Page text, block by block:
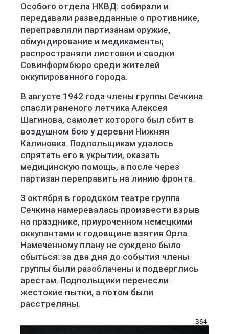
Особого отдела НКВД: собирали и
передавали разведданные о противнике,
переправляли партизанам оружие,
обмундирование и медикаменты;
распространяли листовки и сводки
Совинформбюро среди жителей
оккупированного города.
В августе 1942 года члены группы Сечкина
спасли раненого летчика Алексея
Шагинова, самолет которого был сбит в
воздушном бою у деревни Нижняя
Калиновка. Подпольщикам удалось
спрятать его в укрытии, оказать
медицинскую помощь, а после через
партизан переправить на линию фронта.
3 октября в городском театре группа
Сечкина намеревалась произвести взрыв
на празднике, приуроченном немецкими
оккупантами к годовщине взятия Орла.
Намеченному плану не суждено было
сбыться: за два дня до события члены
группы были разоблачены и подверглись
арестам. Подпольщики перенесли
жестокие пытки, а потом были
расстреляны.